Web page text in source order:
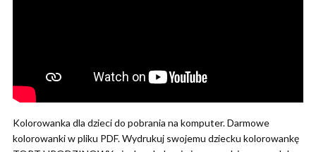
Kolorowanka dla dzieci do pobrania na komputer. Darmowe
kolorowanki w pliku PDF. Wydrukuj swojemu dziecku kolorowankę